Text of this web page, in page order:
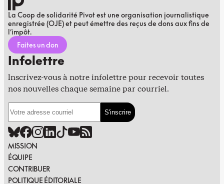
La Coop de solidarité Pivot est une organisation journalistique
enregistrée (OJE) et peut émettre des reçus de dons aux fins de
l’impôt.
Faites un don
Infolettre
Inscrivez-vous à notre infolettre pour recevoir toutes
nos nouvelles chaque semaine par courriel.
MISSION
ÉQUIPE
CONTRIBUER
POLITIQUE ÉDITORIALE